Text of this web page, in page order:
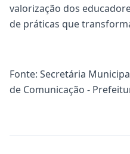
valorização dos
de práticas que
Fonte: Secretária
de Comunicação -